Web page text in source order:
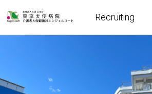
Recruiting